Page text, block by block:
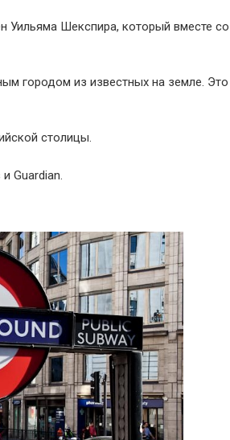
Уильяма Шекспира, который вместе со
городом из известных на земле. Это
столицы.
Guardian.